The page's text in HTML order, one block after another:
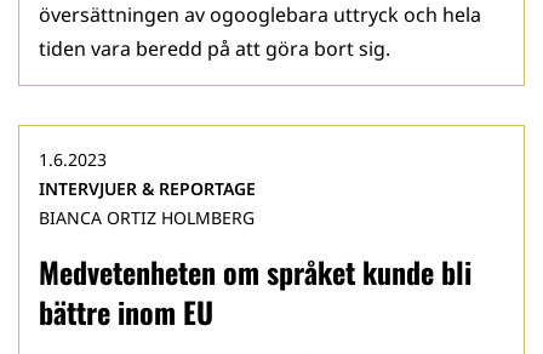
översättningen av ogooglebara uttryck och hela
tiden vara beredd på att göra bort sig.
Medvetenheten om språket kunde bli
bättre inom EU
1.6.2023
INTERVJUER & REPORTAGE
BIANCA ORTIZ HOLMBERG